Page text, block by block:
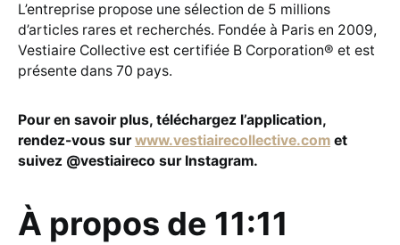
L’entreprise propose une sélection de 5 millions
d’articles rares et recherchés. Fondée à Paris en 2009,
Vestiaire Collective est certifiée B Corporation® et est
présente dans 70 pays.
Pour en savoir plus, téléchargez l’application,
rendez-vous surwww.vestiairecollective.com et
suivez @vestiaireco sur Instagram.
À propos de 11:11